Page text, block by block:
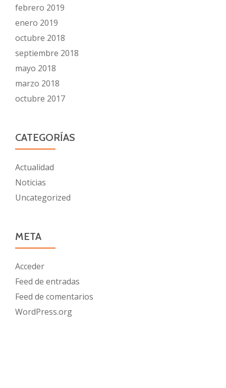
febrero 2019
enero 2019
octubre 2018
septiembre 2018
mayo 2018
marzo 2018
octubre 2017
CATEGORÍAS
Actualidad
Noticias
Uncategorized
META
Acceder
Feed de entradas
Feed de comentarios
WordPress.org